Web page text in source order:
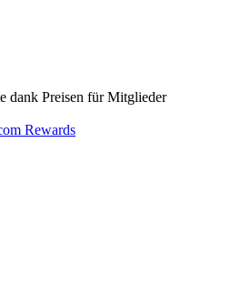
dank Preisen für Mitglieder
Rewards